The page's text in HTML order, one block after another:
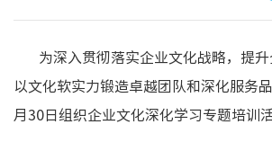
为深入贯彻落实企业文化战略，提升
以文化软实力锻造卓越团队和深化服务
月30日组织企业文化深化学习专题培训活